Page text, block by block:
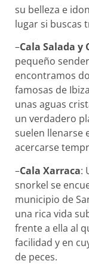
su belleza e
lugar si buscas
–Cala Salada y
pequeño
encontramos
famosas de
unas aguas
un verdadero
suelen llenarse
acercarse
–Cala Xarraca:
snorkel se
municipio de
una rica vida
frente a ella al
facilidad y en
de peces.